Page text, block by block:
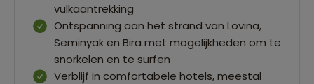
vulkaantrekking
Ontspanning aan het strand van Lovina,
Seminyak en Bira met mogelijkheden om te
snorkelen en te surfen
Verblijf in comfortabele hotels, meestal